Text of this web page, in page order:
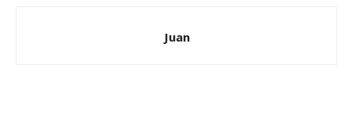
Juan